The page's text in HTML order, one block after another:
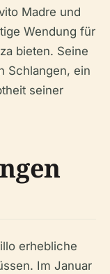
Madre und
Wendung für
bieten. Seine
Schlangen, ein
seiner
erhebliche
Im Januar